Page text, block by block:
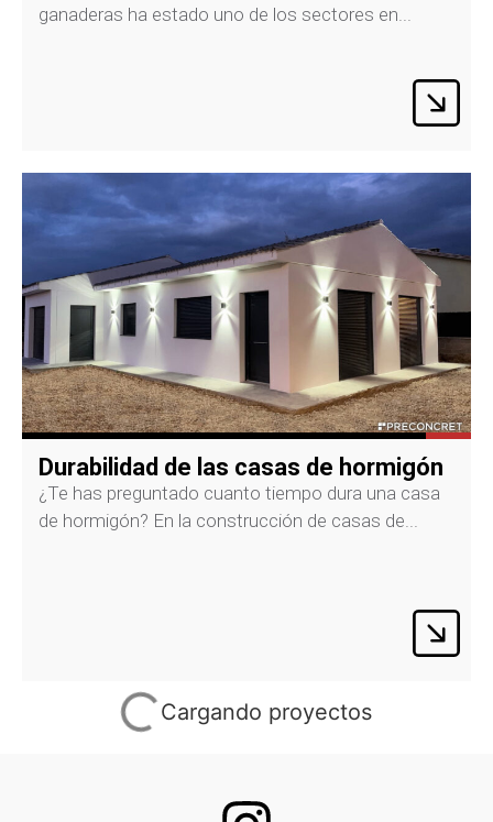
ganaderas ha estado uno de los sectores en...
Durabilidad de las casas de hormigón
¿Te has preguntado cuanto tiempo dura una casa
de hormigón? En la construcción de casas de...
Cargando proyectos